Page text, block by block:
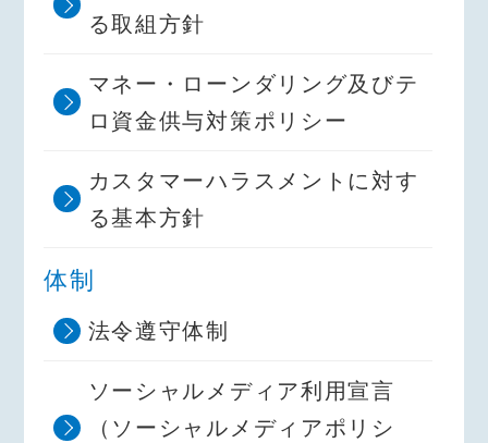
る取組方針
マネー・ローンダリング及びテ
ロ資金供与対策ポリシー
カスタマーハラスメントに対す
る基本方針
体制
法令遵守体制
ソーシャルメディア利用宣言
（ソーシャルメディアポリシ